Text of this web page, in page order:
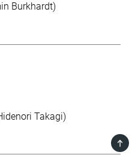
Burkhardt)
Takagi)
TOP